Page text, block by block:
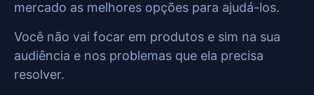
mercado as melhores opções para ajudá-los.
Você não vai focar em produtos e sim na sua
audiência e nos problemas que ela precisa
resolver.